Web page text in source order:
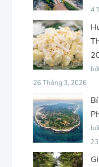
4
26 Tháng 3, 2026